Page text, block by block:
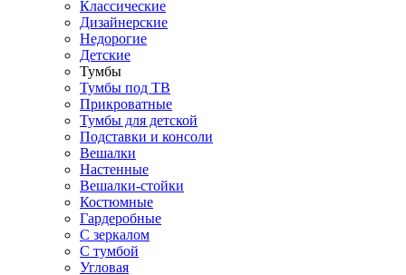
Классические
Дизайнерские
Недорогие
Детские
Тумбы
Тумбы под ТВ
Прикроватные
Тумбы для детской
Подставки и консоли
Вешалки
Настенные
Вешалки-стойки
Костюмные
Гардеробные
С зеркалом
С тумбой
Угловая